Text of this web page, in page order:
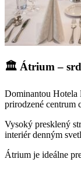
🏛️ Átrium –
Dominantou
prirodzené centrum
Vysoký presklený
interiér denným
Átrium je ideálne